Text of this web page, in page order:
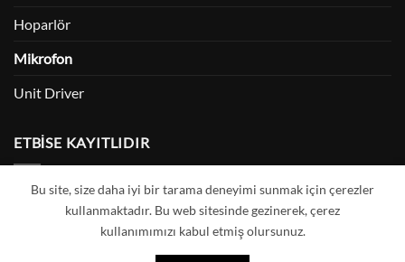
Hoparlör
Mikrofon
Unit Driver
ETBİSE KAYITLIDIR
Visa MasterCard
Bu site, size daha iyi bir tarama deneyimi sunmak için çerezler
kullanmaktadır. Bu web sitesinde gezinerek, çerez
kullanımımızı kabul etmiş olursunuz.